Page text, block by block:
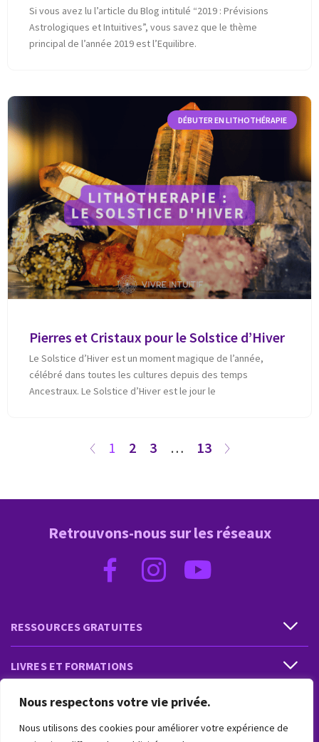
Nous respectons votre vie privée.
Nous utilisons des cookies pour améliorer votre expérience de
Si vous avez lu l’article du Blog intitulé “2019 : Prévisions
Astrologiques et Intuitives”, vous savez que le thème
principal de l’année 2019 est l’Equilibre.
DÉBUTER EN LITHOTHÉRAPIE
Pierres et Cristaux pour le Solstice d’Hiver
Le Solstice d’Hiver est un moment magique de l’année,
célébré dans toutes les cultures depuis des temps
Ancestraux. Le Solstice d’Hiver est le jour le
1 2 3 … 13
RESSOURCES GRATUITES
LIVRES ET FORMATIONS
PRESTATIONS ET PRODUITS
Retrouvons-nous sur les réseaux